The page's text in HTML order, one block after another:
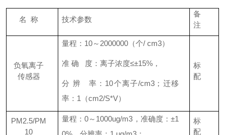
名 称 技术参数
备
注
负氧离子
传感器
量程： 10～ 2000000 （个/ cm3）
准 确 度：离子浓度≤±15% ，
分 辨 率： 10个离子/cm3 ；迁移
率： 1 （cm2/S*V）
标
配
PM2.5/PM
10
量程：0～ 1000ug/m3 ，准确度：±1
标
配